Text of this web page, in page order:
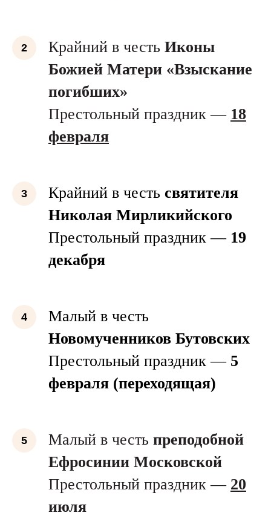
Крайний в честь Иконы
Божией Матери «Взыскание
погибших»
Престольный праздник — 18
февраля
Крайний в честь святителя
Николая Мирликийского
Престольный праздник — 19
декабря
Малый в честь
Новомученников Бутовских
Престольный праздник — 5
февраля (переходящая)
Малый в честь преподобной
Ефросинии Московской
Престольный праздник — 20
июля